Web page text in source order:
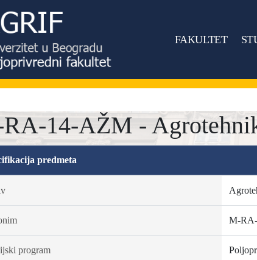
FAKULTET
14-AŽM -
predmeta
M-
program